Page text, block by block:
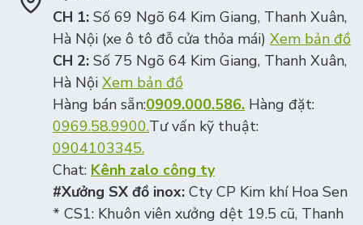
CH 1: Số 69 Ngõ 64 Kim Giang, Thanh Xuân,
Hà Nội (xe ô tô đỗ cửa thỏa mái) Xem bản đồ
CH 2: Số 75 Ngõ 64 Kim Giang, Thanh Xuân,
Hà Nội Xem bản đồ
Hàng bán sẵn:0909.000.586. Hàng đặt:
0969.58.9900.Tư vấn kỹ thuật:
0904103345.
Chat: Kênh zalo công ty
#Xưởng SX đồ inox: Cty CP Kim khí Hoa Sen
* CS1: Khuôn viên xưởng dệt 19.5 cũ, Thanh